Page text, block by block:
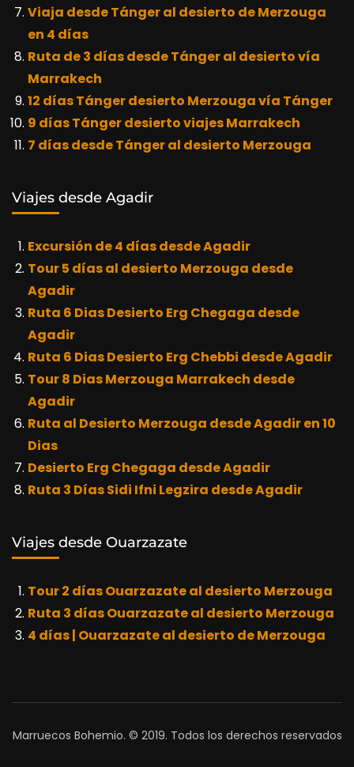
Viaja desde Tánger al desierto de Merzouga
en 4 días
Ruta de 3 días desde Tánger al desierto vía
Marrakech
12 días Tánger desierto Merzouga vía Tánger
9 días Tánger desierto viajes Marrakech
7 días desde Tánger al desierto Merzouga
Viajes desde Agadir
Excursión de 4 días desde Agadir
Tour 5 días al desierto Merzouga desde
Agadir
Ruta 6 Dias Desierto Erg Chegaga desde
Agadir
Ruta 6 Dias Desierto Erg Chebbi desde Agadir
Tour 8 Dias Merzouga Marrakech desde
Agadir
Ruta al Desierto Merzouga desde Agadir en 10
Dias
Desierto Erg Chegaga desde Agadir
Ruta 3 Días Sidi Ifni Legzira desde Agadir
Viajes desde Ouarzazate
Tour 2 días Ouarzazate al desierto Merzouga
Ruta 3 días Ouarzazate al desierto Merzouga
4 días | Ouarzazate al desierto de Merzouga
Marruecos Bohemio. © 2019. Todos los derechos reservados